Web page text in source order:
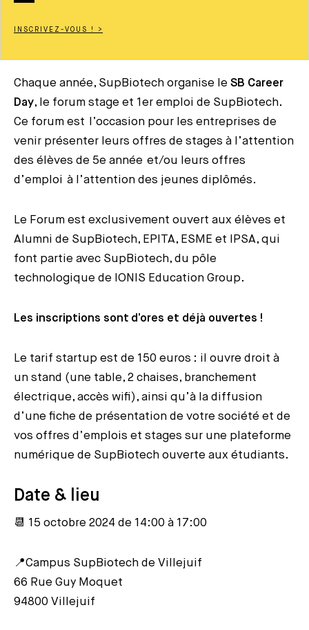
INSCRIVEZ-VOUS ! >
Chaque année, SupBiotech organise le SB Career
Day, le forum stage et 1er emploi de SupBiotech.
Ce forum est l’occasion pour les entreprises de
venir présenter leurs offres de stages à l’attention
des élèves de 5e année et/ou leurs offres
d’emploi à l’attention des jeunes diplômés.
Le Forum est exclusivement ouvert aux élèves et
Alumni de SupBiotech, EPITA, ESME et IPSA, qui
font partie avec SupBiotech, du pôle
technologique de IONIS Education Group.
Les inscriptions sont d’ores et déjà ouvertes !
Le tarif startup est de 150 euros : il ouvre droit à
un stand (une table, 2 chaises, branchement
électrique, accès wifi), ainsi qu’à la diffusion
d’une fiche de présentation de votre société et de
vos offres d’emplois et stages sur une plateforme
numérique de SupBiotech ouverte aux étudiants.
Date & lieu
📆 15 octobre 2024 de 14:00 à 17:00
📍Campus SupBiotech de Villejuif
66 Rue Guy Moquet
94800 Villejuif